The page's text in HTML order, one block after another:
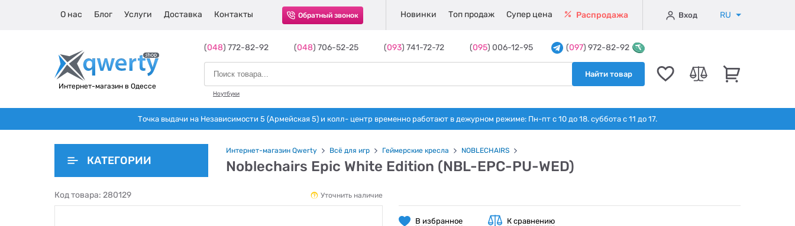
О нас Блог Услуги Доставка Контакты Обратный звонок Новинки Топ продаж Супер цена Распродажа Вход RU
Интернет-магазин в Одессе
(048) 772-82-92 (048) 706-52-25 (093) 741-72-72 (095) 006-12-95 (097) 972-82-92
Найти товар
Ноутбуки
Точка выдачи на Независимости 5 (Армейская 5) и колл- центр временно работают в дежурном режиме: Пн-пт с 10 до 18. суббота с 11 до 17.
КАТЕГОРИИ
Интернет-магазин Qwerty Всё для игр Геймерские кресла NOBLECHAIRS
Noblechairs Epic White Edition (NBL-EPC-PU-WED)
Код товара: 280129 Уточнить наличие
В избранное К сравнению